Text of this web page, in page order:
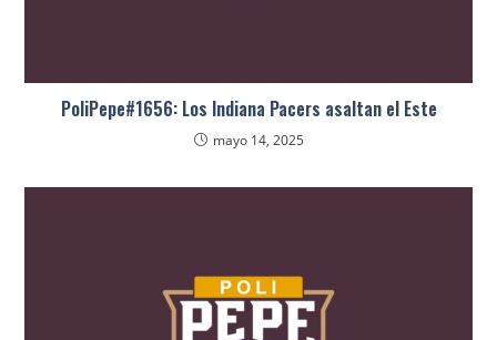
PoliPepe#1656: Los Indiana Pacers asaltan el Este
mayo 14, 2025